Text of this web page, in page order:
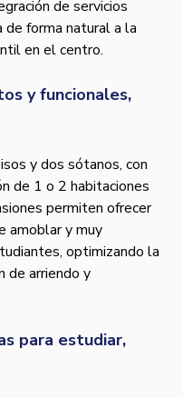
de servicios
forma natural a la
en el centro.
y funcionales,
y dos sótanos, con
de 1 o 2 habitaciones
permiten ofrecer
amoblar y muy
optimizando la
de arriendo y
para estudiar,